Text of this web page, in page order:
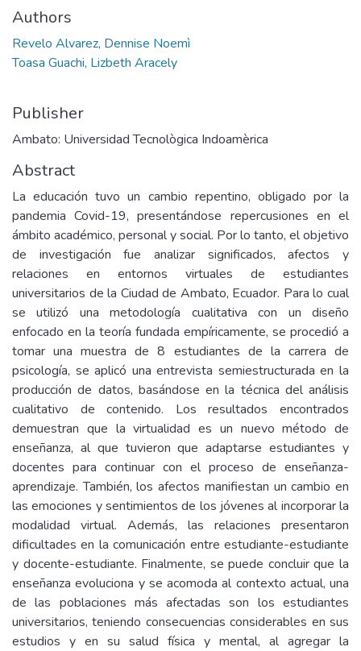
Authors
Revelo Alvarez, Dennise Noemì
Toasa Guachi, Lizbeth Aracely
Publisher
Ambato: Universidad Tecnològica Indoamèrica
Abstract
La educación tuvo un cambio repentino, obligado por la
pandemia Covid-19, presentándose repercusiones en el
ámbito académico, personal y social. Por lo tanto, el objetivo
de investigación fue analizar significados, afectos y
relaciones en entornos virtuales de estudiantes
universitarios de la Ciudad de Ambato, Ecuador. Para lo cual
se utilizó una metodología cualitativa con un diseño
enfocado en la teoría fundada empíricamente, se procedió a
tomar una muestra de 8 estudiantes de la carrera de
psicología, se aplicó una entrevista semiestructurada en la
producción de datos, basándose en la técnica del análisis
cualitativo de contenido. Los resultados encontrados
demuestran que la virtualidad es un nuevo método de
enseñanza, al que tuvieron que adaptarse estudiantes y
docentes para continuar con el proceso de enseñanza-
aprendizaje. También, los afectos manifiestan un cambio en
las emociones y sentimientos de los jóvenes al incorporar la
modalidad virtual. Además, las relaciones presentaron
dificultades en la comunicación entre estudiante-estudiante
y docente-estudiante. Finalmente, se puede concluir que la
enseñanza evoluciona y se acomoda al contexto actual, una
de las poblaciones más afectadas son los estudiantes
universitarios, teniendo consecuencias considerables en sus
estudios y en su salud física y mental, al agregar la